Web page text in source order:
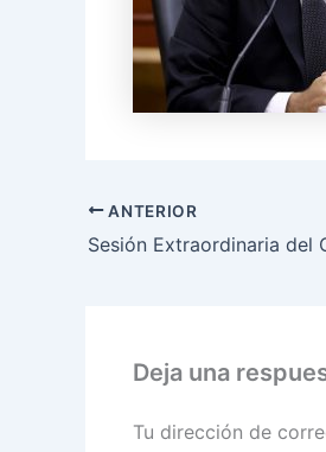
ANTERIOR
Deja una
Tu dirección de